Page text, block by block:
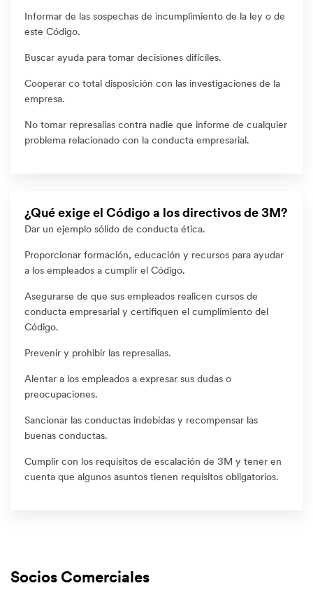
Informar de las sospechas de incumplimiento de la ley o de
este Código.
Buscar ayuda para tomar decisiones difíciles.
Cooperar co total disposición con las investigaciones de la
empresa.
No tomar represalias contra nadie que informe de cualquier
problema relacionado con la conducta empresarial.
¿Qué exige el Código a los directivos de 3M?
Dar un ejemplo sólido de conducta ética.
Proporcionar formación, educación y recursos para ayudar
a los empleados a cumplir el Código.
Asegurarse de que sus empleados realicen cursos de
conducta empresarial y certifiquen el cumplimiento del
Código.
Prevenir y prohibir las represalias.
Alentar a los empleados a expresar sus dudas o
preocupaciones.
Sancionar las conductas indebidas y recompensar las
buenas conductas.
Cumplir con los requisitos de escalación de 3M y tener en
cuenta que algunos asuntos tienen requisitos obligatorios.
Socios Comerciales